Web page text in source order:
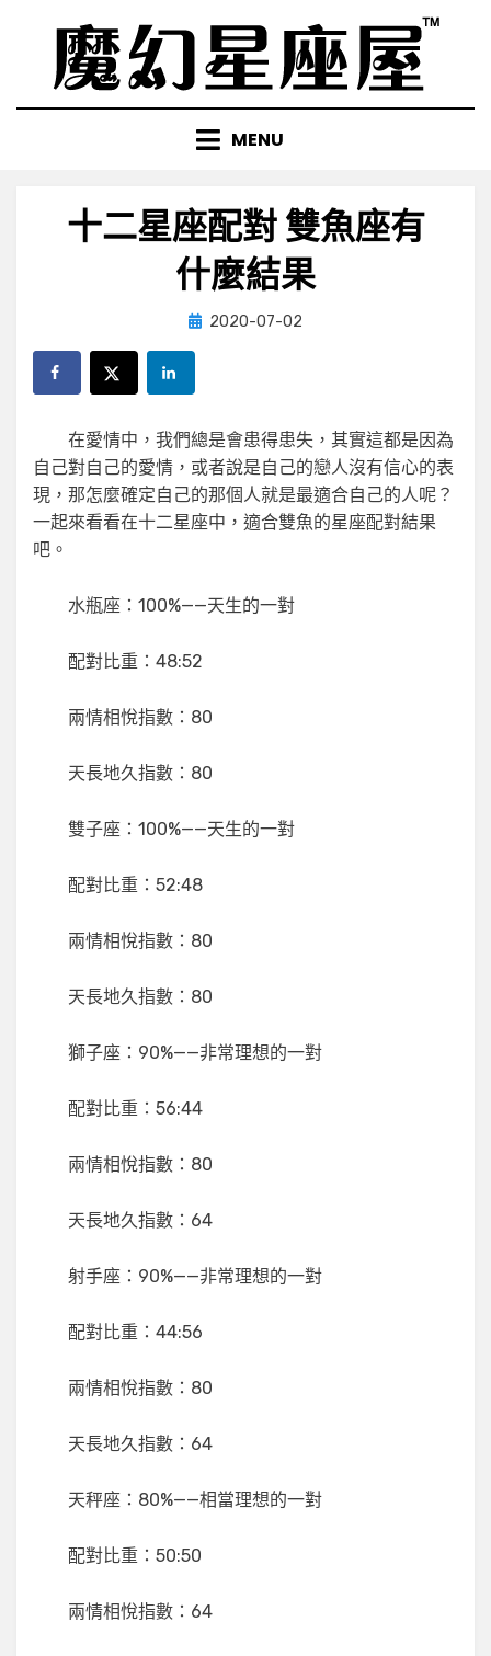
content
MENU
十二星座配對 雙魚座有
什麼結果
by小編
Posted
2020-07-02
在愛情中，我們總是會患得患失，其實這都是因為
自己對自己的愛情，或者說是自己的戀人沒有信心的表
現，那怎麼確定自己的那個人就是最適合自己的人呢？
一起來看看在十二星座中，適合雙魚的星座配對結果
吧。
水瓶座：100%——天生的一對
配對比重：48:52
兩情相悅指數：80
天長地久指數：80
雙子座：100%——天生的一對
配對比重：52:48
兩情相悅指數：80
天長地久指數：80
獅子座：90%——非常理想的一對
配對比重：56:44
兩情相悅指數：80
天長地久指數：64
射手座：90%——非常理想的一對
配對比重：44:56
兩情相悅指數：80
天長地久指數：64
天秤座：80%——相當理想的一對
配對比重：50:50
兩情相悅指數：64